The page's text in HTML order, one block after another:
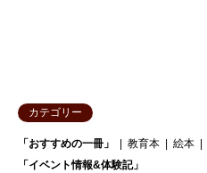
カテゴリー
「おすすめの一冊」 教育本 絵本
「イベント情報&体験記」